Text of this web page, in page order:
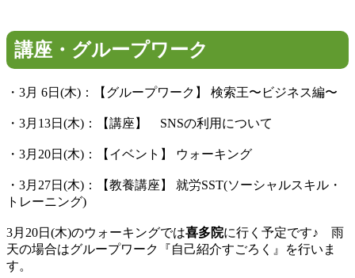
講座・グループワーク
・3月 6日(木)：【グループワーク】 検索王〜ビジネス編〜
・3月13日(木)：【講座】 SNSの利用について
・3月20日(木)：【イベント】 ウォーキング
・3月27日(木)：【教養講座】 就労SST(ソーシャルスキル・
トレーニング)
3月20日(木)のウォーキングでは喜多院に行く予定です♪ 雨
天の場合はグループワーク『自己紹介すごろく』を行いま
す。